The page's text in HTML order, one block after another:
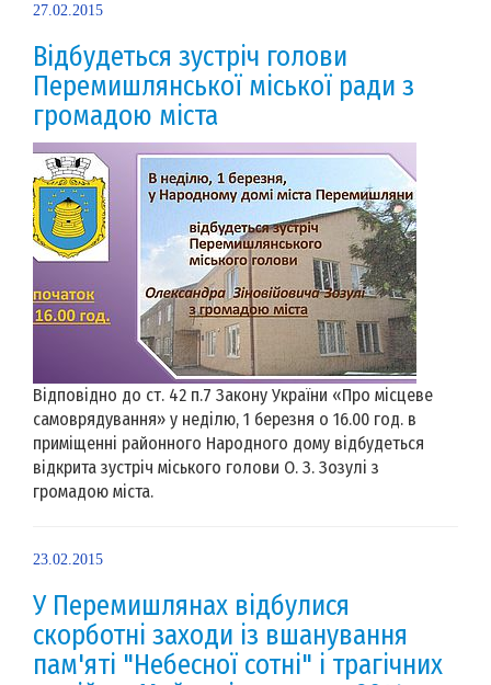
27.02.2015
Відбудеться зустріч голови
Перемишлянської міської ради з
громадою міста
Відповідно до ст. 42 п.7 Закону України «Про місцеве
самоврядування» у неділю, 1 березня о 16.00 год. в
приміщенні районного Народного дому відбудеться
відкрита зустріч міського голови О. З. Зозулі з
громадою міста.
23.02.2015
У Перемишлянах відбулися
скорботні заходи із вшанування
пам'яті "Небесної сотні" і трагічних